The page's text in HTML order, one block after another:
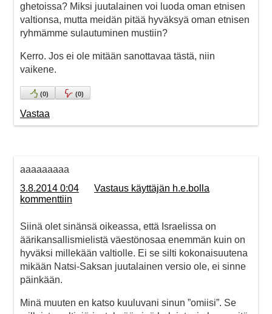
ghetoissa? Miksi juutalainen voi luoda oman etnisen
valtionsa, mutta meidän pitää hyväksyä oman etnisen
ryhmämme sulautuminen mustiin?
Kerro. Jos ei ole mitään sanottavaa tästä, niin
vaikene.
(0) (0)
Vastaa
aaaaaaaaa
3.8.2014 0:04
Vastaus käyttäjän h.e.bolla
kommenttiin
Siinä olet sinänsä oikeassa, että Israelissa on
äärikansallismielistä väestönosaa enemmän kuin on
hyväksi millekään valtiolle. Ei se silti kokonaisuutena
mikään Natsi-Saksan juutalainen versio ole, ei sinne
päinkään.
Minä muuten en katso kuuluvani sinun ”omiisi”. Se